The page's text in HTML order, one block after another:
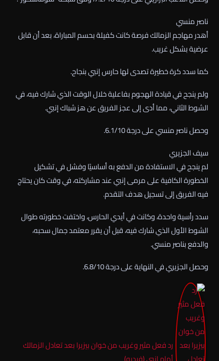
ناصر منسي
أهدر مهاجم الزمالك فرصة كانت كفيلة بحسم المباراة، بعد أن قابل
عرضية بشكل غريب.
كما سدد كرة خطيرة تصدى لها حارس إنبي بنجاح.
ولم ينجح في قيادة الهجوم بفاعلية خلال الوقت الذي شارك فيه، في
الشوط الثاني، مما أدى إلى عجز الفريق عن هز شباك إنبي.
وحصل ناصر منسي على درجة 6.1/10.
سيف الجزيري
لم ينجح في الاستفادة من الدفع به أساسيًا وفشل في تشكيل
الخطورة الكافية على مرمى إنبي عند مشاركته، في وقت كان يحتاج
فيه الفريق إلى تسجيل هدف التقدم.
سدد رأسية واحدة، وكانت في أيدي الحارس، واختفت خطورته طوال
الشوط الأول الذي شارك فيه، قبل أن يقرر معتمد جمال سحبه،
والدفع بناصر منسي.
وحصل الجزيري في النهاية على درجة 6.8/10.
رد فعل مثير وغريب من خوان بيزيرا بعد تعادل الزمالك